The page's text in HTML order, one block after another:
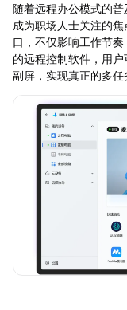
随着远程办公模式的
成为职场人士关注的
口，不仅影响工作节
的远程控制软件，用
副屏，实现真正的多任